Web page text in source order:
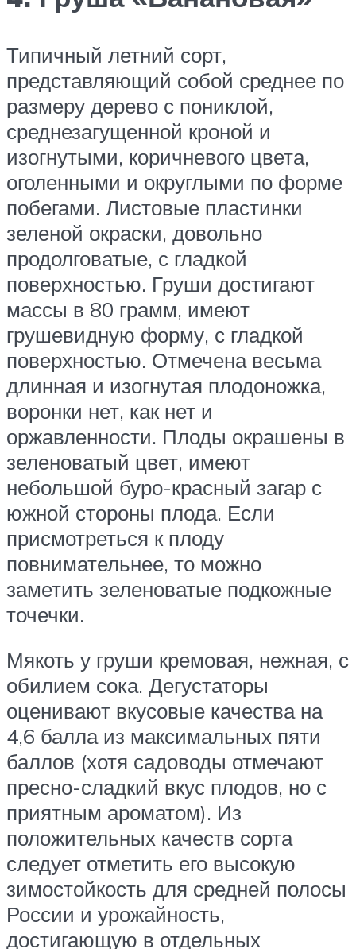
Типичный летний сорт,
представляющий собой среднее по
размеру дерево с пониклой,
среднезагущенной кроной и
изогнутыми, коричневого цвета,
оголенными и округлыми по форме
побегами. Листовые пластинки
зеленой окраски, довольно
продолговатые, с гладкой
поверхностью. Груши достигают
массы в 80 грамм, имеют
грушевидную форму, с гладкой
поверхностью. Отмечена весьма
длинная и изогнутая плодоножка,
воронки нет, как нет и
оржавленности. Плоды окрашены в
зеленоватый цвет, имеют
небольшой буро-красный загар с
южной стороны плода. Если
присмотреться к плоду
повнимательнее, то можно
заметить зеленоватые подкожные
точечки.
Мякоть у груши кремовая, нежная, с
обилием сока. Дегустаторы
оценивают вкусовые качества на
4,6 балла из максимальных пяти
баллов (хотя садоводы отмечают
пресно-сладкий вкус плодов, но с
приятным ароматом). Из
положительных качеств сорта
следует отметить его высокую
зимостойкость для средней полосы
России и урожайность,
достигающую в отдельных